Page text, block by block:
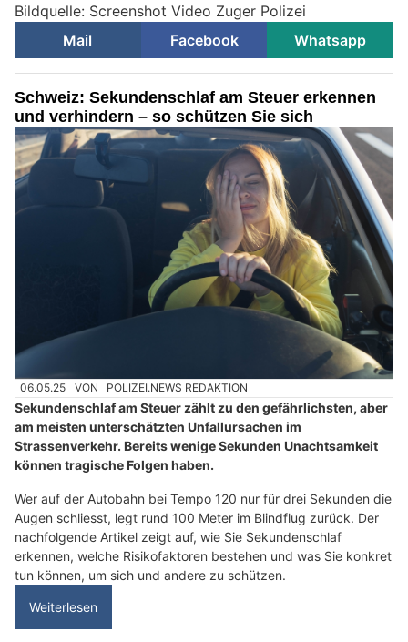
Bildquelle: Screenshot Video Zuger Polizei
Mail
Facebook Whatsapp
Schweiz: Sekundenschlaf am Steuer erkennen
und verhindern – so schützen Sie sich
06.05.25 VON POLIZEI.NEWS REDAKTION
Sekundenschlaf am Steuer zählt zu den gefährlichsten, aber
am meisten unterschätzten Unfallursachen im
Strassenverkehr. Bereits wenige Sekunden Unachtsamkeit
können tragische Folgen haben.
Wer auf der Autobahn bei Tempo 120 nur für drei Sekunden die
Augen schliesst, legt rund 100 Meter im Blindflug zurück. Der
nachfolgende Artikel zeigt auf, wie Sie Sekundenschlaf
erkennen, welche Risikofaktoren bestehen und was Sie konkret
tun können, um sich und andere zu schützen.
Weiterlesen